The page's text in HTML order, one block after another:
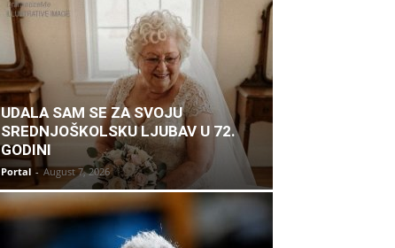
UDALA SAM SE ZA SVOJU
SREDNJOŠKOLSKU LJUBAV U 72.
GODINI
Portal - August 7, 2026